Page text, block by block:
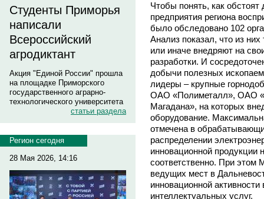
Студенты Приморья
написали
Всероссийский
агродиктант
Акция "Единой России" прошла
на площадке Приморского
государственного аграрно-
технологического университета
статьи раздела
Регион сегодня
28 Мая 2026, 14:16
Чтобы понять, как
предприятия региона
было обследовано 102
Анализ показал, что из них
или иначе внедряют на
разработки. И
добычи полезных
лидеры – крупные
ОАО «Полиметалл», ОАО
Магадана», на которых
оборудование.
отмечена в
распределении
инновационной продукции
соответственно. При этом
ведущих мест в
инновационной
интеллектуальных услуг.